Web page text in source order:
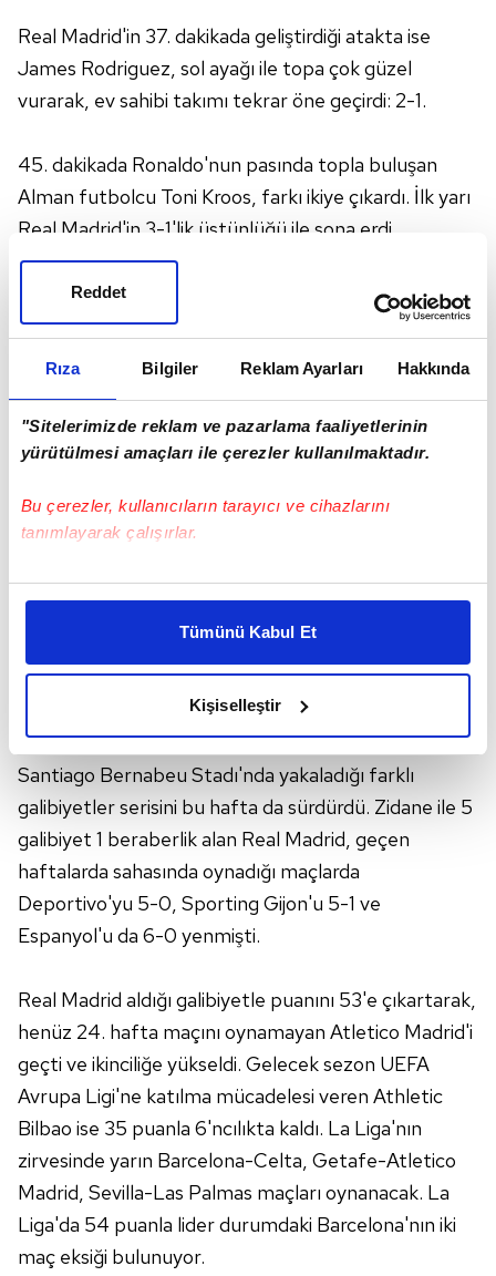
Rıza Bilgiler Reklam Ayarları Hakkında
"Sitelerimizde reklam ve pazarlama faaliyetlerinin
yürütülmesi amaçları ile çerezler kullanılmaktadır.
Bu çerezler, kullanıcıların tarayıcı ve cihazlarını
tanımlayarak çalışırlar.
Bu çerezlere izin vermeniz halinde sizlere özel
daha iyi reklam deneyimi yaşatabiliriz. Bunu yaparken
amacımızın size daha iyi bir reklam deneyimi sunmak
elimizden gelen çabayı gösterdiğimizi ve bu noktada,
kalemimiz olduğunu sizlere hatırlatmak isteriz.
Her halükârda, kullanıcılar, bu çerezlere izin vermedikleri
takdirde, kullanıcılara hedefli reklamlar
gösterilmeyecektir."
Sizlere daha iyi bir hizmet sunabilmek için İnternet
verileriniz işlenmekte olup gerekli olan çerezler bilgi
toplumu hizmetlerinin sunulması amacıyla
kullanılmaktadır. Diğer çerezler, sitemizin daha işlevsel
kılınması ve kişiselleştirilmesi ve sizlere yönelik
reklam/pazarlama faaliyetlerinin yapılması, amaçlarıyla
sınırlı olarak açık rızanız dahilinde kullanılacaktır.
Çerezlere ilişkin tercihlerinizi aşağıda yer alan panel
vasıtasıyla belirleyebilirsiniz. Çerezlere ilişkin detaylı bilgi
için Ayarlar butonuna tıklayabilir,
Tümünü Kabul Et
Kişiselleştir
Reddet
Real Madrid'in 37. dakikada geliştirdiği atakta ise
James Rodriguez, sol ayağı ile topa çok güzel
vurarak, ev sahibi takımı tekrar öne geçirdi: 2-1.
45. dakikada Ronaldo'nun pasında topla buluşan
Alman futbolcu Toni Kroos, farkı ikiye çıkardı. İlk yarı
Real Madrid'in 3-1'lik üstünlüğü ile sona erdi.
İkinci yarının ilk 35 dakikası içinde her iki takım da
üçer oyuncu değiştirme hakkını kullandı. İkinci devre
karşılıklı ataklar ve orta saha mücadelesine sahne
Varane, 83. dakikada ikinci sarı karttan kırmızı kart
Ronaldo, kendisinin ikinci golünü atarak, skoru 4-1'e
taşıdı. 90. dakikada Athletic'ten Gorka
Elustondo'nun güzel kafa golü maçın kaderini
Teknik direktör Zinedine Zidane yönetiminde 6.
maçına çıkan Real Madrid, Fransız teknik adamla
Santiago Bernabeu Stadı'nda yakaladığı farklı
galibiyetler serisini bu hafta da sürdürdü. Zidane ile 5
galibiyet 1 beraberlik alan Real Madrid, geçen
haftalarda sahasında oynadığı maçlarda
Deportivo'yu 5-0, Sporting Gijon'u 5-1 ve
Espanyol'u da 6-0 yenmişti.
Real Madrid aldığı galibiyetle puanını 53'e çıkartarak,
henüz 24. hafta maçını oynamayan Atletico Madrid'i
geçti ve ikinciliğe yükseldi. Gelecek sezon UEFA
Avrupa Ligi'ne katılma mücadelesi veren Athletic
Bilbao ise 35 puanla 6'ncılıkta kaldı. La Liga'nın
zirvesinde yarın Barcelona-Celta, Getafe-Atletico
Madrid, Sevilla-Las Palmas maçları oynanacak. La
Liga'da 54 puanla lider durumdaki Barcelona'nın iki
maç eksiği bulunuyor.